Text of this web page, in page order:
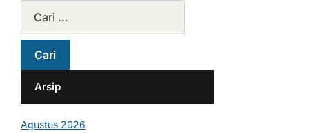
Arsip
Agustus 2026